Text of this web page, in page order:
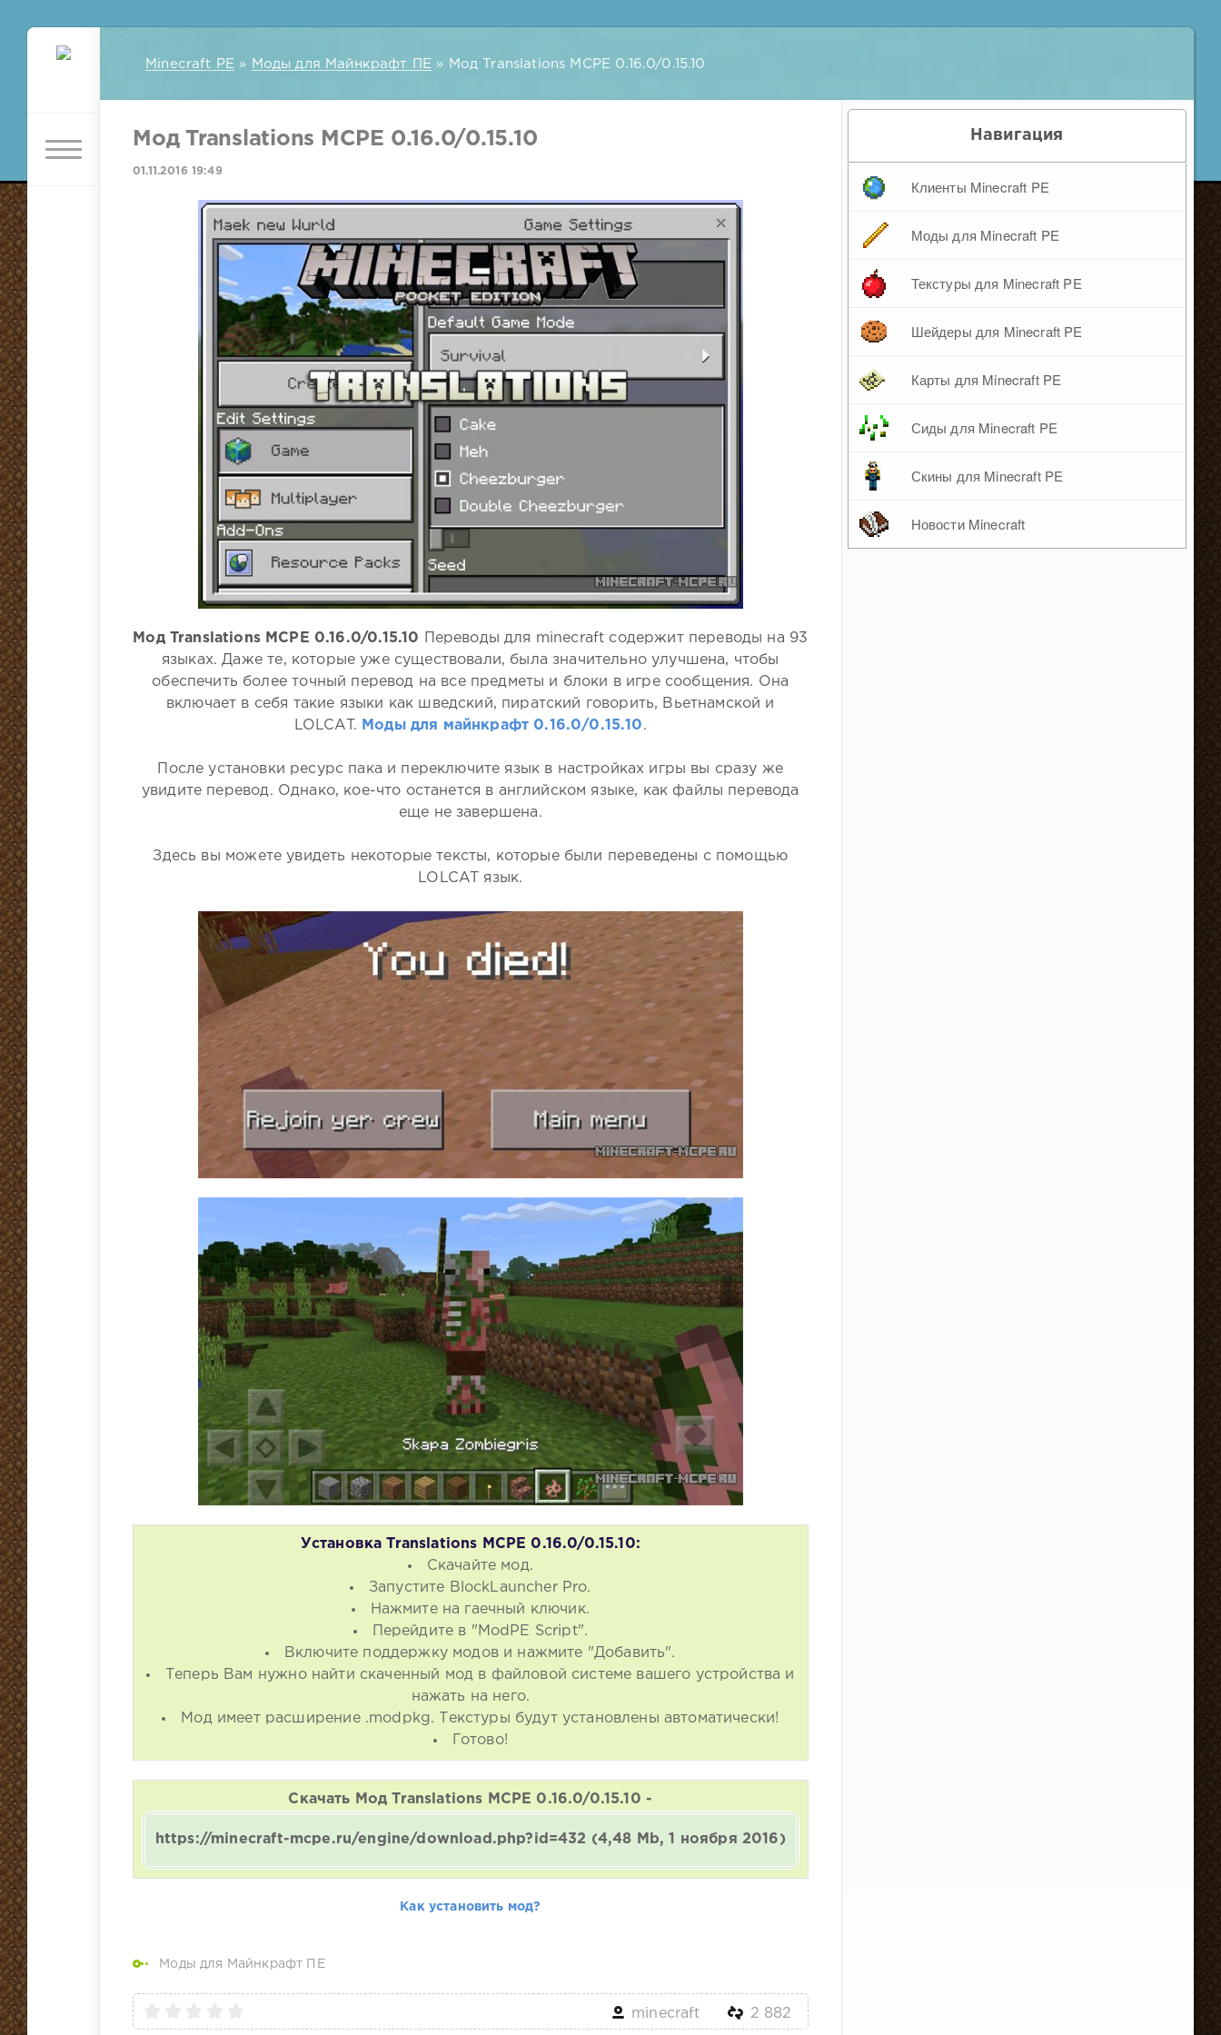
Minecraft PE » Моды для Майнкрафт ПЕ » Мод Translations MCPE 0.16.0/0.15.10
Мод Translations MCPE 0.16.0/0.15.10
01.11.2016 19:49
Мод Translations MCPE 0.16.0/0.15.10 Переводы для minecraft содержит переводы на 93
языках. Даже те, которые уже существовали, была значительно улучшена, чтобы
обеспечить более точный перевод на все предметы и блоки в игре сообщения. Она
включает в себя такие языки как шведский, пиратский говорить, Вьетнамской и
LOLCAT. Моды для майнкрафт 0.16.0/0.15.10 .
После установки ресурс пака и переключите язык в настройках игры вы сразу же
увидите перевод. Однако, кое-что останется в английском языке, как файлы перевода
еще не завершена.
Здесь вы можете увидеть некоторые тексты, которые были переведены с помощью
LOLCAT язык.
Установка Translations MCPE 0.16.0/0.15.10:
Скачайте мод.
Запустите BlockLauncher Pro.
Нажмите на гаечный ключик.
Перейдите в "ModPE Script".
Включите поддержку модов и нажмите "Добавить".
Теперь Вам нужно найти скаченный мод в файловой системе вашего устройства и
нажать на него.
Мод имеет расширение .modpkg. Текстуры будут установлены автоматически!
Готово!
Скачать Мод Translations MCPE 0.16.0/0.15.10 -
https://minecraft-mcpe.ru/engine/download.php?id=432 (4,48 Mb, 1 ноября 2016)
Как установить мод?
Моды для Майнкрафт ПЕ
minecraft 2 882
Навигация
Клиенты Minecraft PE
Моды для Minecraft PE
Текстуры для Minecraft PE
Шейдеры для Minecraft PE
Карты для Minecraft PE
Сиды для Minecraft PE
Скины для Minecraft PE
Новости Minecraft